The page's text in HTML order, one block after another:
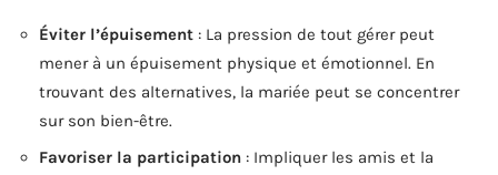
Éviter l’épuisement : La pression de tout gérer peut
mener à un épuisement physique et émotionnel. En
trouvant des alternatives, la mariée peut se concentrer
sur son bien-être.
Favoriser la participation : Impliquer les amis et la